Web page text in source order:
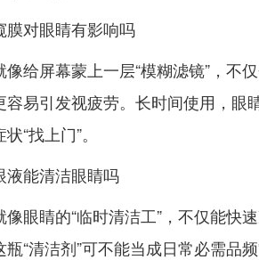
膜对眼睛有影响吗
像给屏幕蒙上一层“模糊滤镜”，不
容易引发视疲劳。长时间使用，眼
“找上门”。
液能清洁眼睛吗
像眼睛的“临时清洁工”，不仅能快
“清洁剂”可不能当成日常必需品频